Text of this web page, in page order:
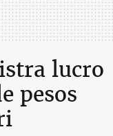
lucro
pesos